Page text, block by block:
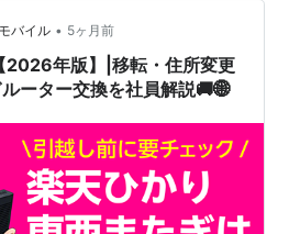
バイル • 5ヶ月前
2026年版】|移転・住所変更
ーター交換を社員解説🚚🌐